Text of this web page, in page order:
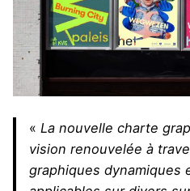
« La nouvelle charte
vision renouvelée à
graphiques dynamiques